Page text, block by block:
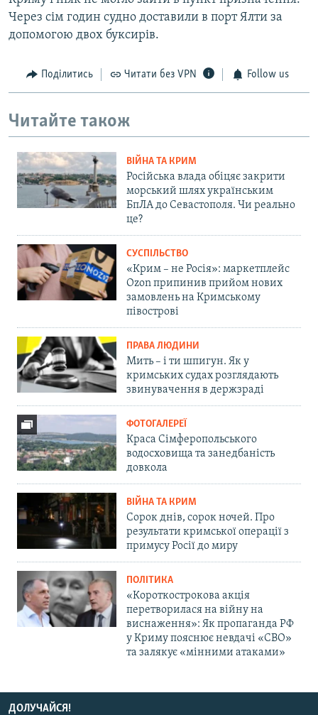
Через сім годин судно доставили в порт Ялти за
допомогою двох буксирів.
Поділитись Читати без VPN Follow us
Читайте також
ВІЙНА ТА КРИМ
Російська влада обіцяє закрити
морський шлях українським
БпЛА до Севастополя. Чи реально
це?
СУСПІЛЬСТВО
«Крим – не Росія»: маркетплейс
Ozon припинив прийом нових
замовлень на Кримському
півострові
ПРАВА ЛЮДИНИ
Мить – і ти шпигун. Як у
кримських судах розглядають
звинувачення в держзраді
ФОТОГАЛЕРЕЇ
Краса Сімферопольського
водосховища та занедбаність
довкола
ВІЙНА ТА КРИМ
Сорок днів, сорок ночей. Про
результати кримської операції з
примусу Росії до миру
ПОЛІТИКА
«Короткострокова акція
перетворилася на війну на
виснаження»: Як пропаганда РФ
у Криму пояснює невдачі «СВО»
та залякує «мінними атаками»
ДОЛУЧАЙСЯ!